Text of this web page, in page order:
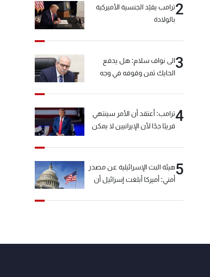
2ترامب يقيّد الجنسية الأميركية
بالولادة
3الى نواف سلام: هل يدفع
الحايك ثمن وقوفه في وجه
4ترامب: أعتقد أن الأمر سينتهي
قريبًا جدًا لأن الإيرانيين لا يمكن
5هيئة البث الإسرائيلية عن مصدر
أمني: أميركا أبلغت إسرائيل أن